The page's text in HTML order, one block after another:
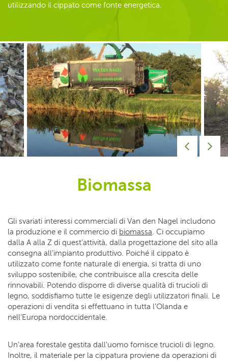
utilizzando il cippato come fonte energetica.
Biomassa
Gli svariati interessi commerciali di Van den Nagel includono
la produzione e il commercio di biomassa . Ci occupiamo
dalla A alla Z di quest’attività, dalla progettazione del sito alla
consegna all’impianto produttivo. Poiché il cippato è
utilizzato come fonte naturale di energia, si tratta di uno
sviluppo sostenibile, che contribuisce alla crescita delle
rinnovabili. Potendo disporre di diverse qualità di trucioli di
legno, soddisfiamo tutte le esigenze degli utilizzatori finali. Le
operazioni di vendita si effettuano in tutta l’Olanda e
nell’Europa nordoccidentale.
Un’area forestale gestita dall’uomo fornisce trucioli di legno.
Inoltre, il materiale per la cippatura proviene da operazioni di